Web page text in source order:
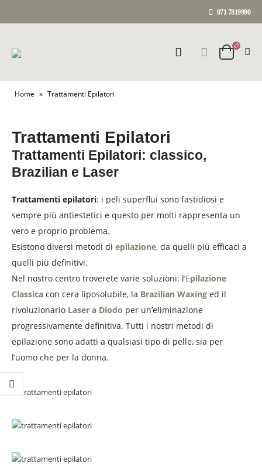
071 7819990
Home » Trattamenti Epilatori
Trattamenti Epilatori
Trattamenti Epilatori: classico,
Brazilian e Laser
Trattamenti epilatori: i peli superflui sono fastidiosi e
sempre più antiestetici e questo per molti rappresenta un
vero e proprio problema.
Esistono diversi metodi di epilazione, da quelli più efficaci a
quelli più definitivi.
Nel nostro centro troverete varie soluzioni: l’Epilazione
Classica con cera liposolubile, la Brazilian Waxing ed il
rivoluzionario Laser a Diodo per un’eliminazione
progressivamente definitiva. Tutti i nostri metodi di
epilazione sono adatti a qualsiasi tipo di pelle, sia per
l’uomo che per la donna.